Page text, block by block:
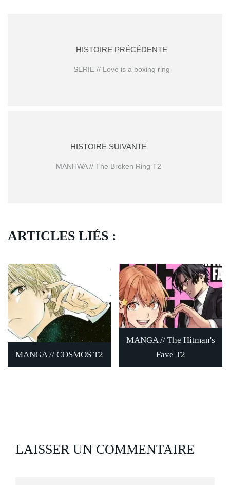
HISTOIRE PRÉCÉDENTE
SERIE // Love is a boxing ring
HISTOIRE SUIVANTE
MANHWA // The Broken Ring T2
ARTICLES LIÉS :
MANGA // COSMOS T2
MANGA // The Hitman's
Fave T2
LAISSER UN COMMENTAIRE